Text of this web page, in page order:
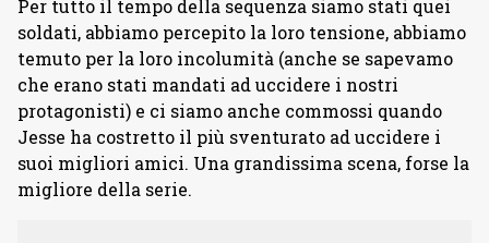
Per tutto il tempo della sequenza siamo stati quei
soldati, abbiamo percepito la loro tensione, abbiamo
temuto per la loro incolumità (anche se sapevamo
che erano stati mandati ad uccidere i nostri
protagonisti) e ci siamo anche commossi quando
Jesse ha costretto il più sventurato ad uccidere i
suoi migliori amici. Una grandissima scena, forse la
migliore della serie.